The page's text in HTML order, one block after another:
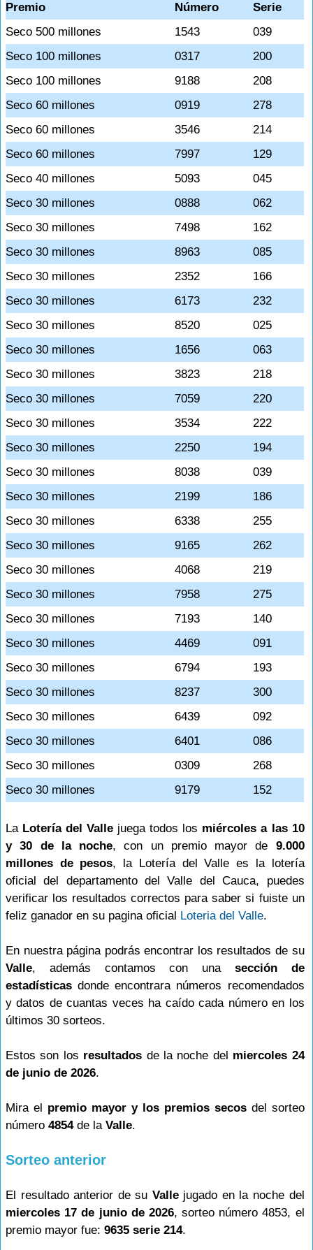
Premio Número
Serie
Seco 500 millones
1543
039
Seco 100 millones
0317
200
Seco 100 millones
9188
208
Seco 60 millones
0919
278
Seco 60 millones
3546
214
Seco 60 millones
7997
129
Seco 40 millones
5093
045
Seco 30 millones
0888
062
Seco 30 millones
7498
162
Seco 30 millones
8963
085
Seco 30 millones
2352
166
Seco 30 millones
6173
232
Seco 30 millones
8520
025
Seco 30 millones
1656
063
Seco 30 millones
3823
218
Seco 30 millones
7059
220
Seco 30 millones
3534
222
Seco 30 millones
2250
194
Seco 30 millones
8038
039
Seco 30 millones
2199
186
Seco 30 millones
6338
255
Seco 30 millones
9165
262
Seco 30 millones
4068
219
Seco 30 millones
7958
275
Seco 30 millones
7193
140
Seco 30 millones
4469
091
Seco 30 millones
6794
193
Seco 30 millones
8237
300
Seco 30 millones
6439
092
Seco 30 millones
6401
086
Seco 30 millones
0309
268
Seco 30 millones
9179 152
La Lotería del Valle juega todos los miércoles a las 10
y 30 de la noche, con un premio mayor de 9.000
millones de pesos, la Lotería del Valle es la lotería
oficial del departamento del Valle del Cauca, puedes
verificar los resultados correctos para saber si fuiste un
feliz ganador en su pagina oficial Loteria del Valle.
En nuestra página podrás encontrar los resultados de su
Valle, además contamos con una sección de
estadísticas donde encontrara números recomendados
y datos de cuantas veces ha caído cada número en los
últimos 30 sorteos.
Estos son los resultados de la noche del miercoles 24
de junio de 2026.
Mira el premio mayor y los premios secosdel sorteo
número 4854de la Valle.
Sorteo anterior
El resultado anterior de su Vallejugado en la noche del
miercoles 17 de junio de 2026, sorteo número 4853, el
premio mayor fue: 9635 serie 214.